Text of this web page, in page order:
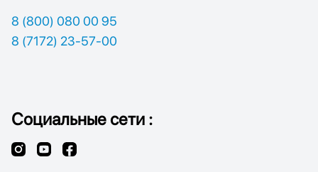
8 (800) 080 00 95
8 (7172) 23-57-00
Социальные сети :